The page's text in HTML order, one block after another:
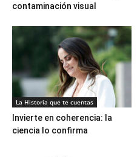
contaminación visual
La Historia que te cuentas
Invierte en coherencia: la
ciencia lo confirma